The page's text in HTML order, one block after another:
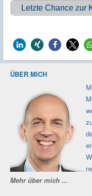
Letzte Chance zur
ÜBER MICH
Mehr über mich ...